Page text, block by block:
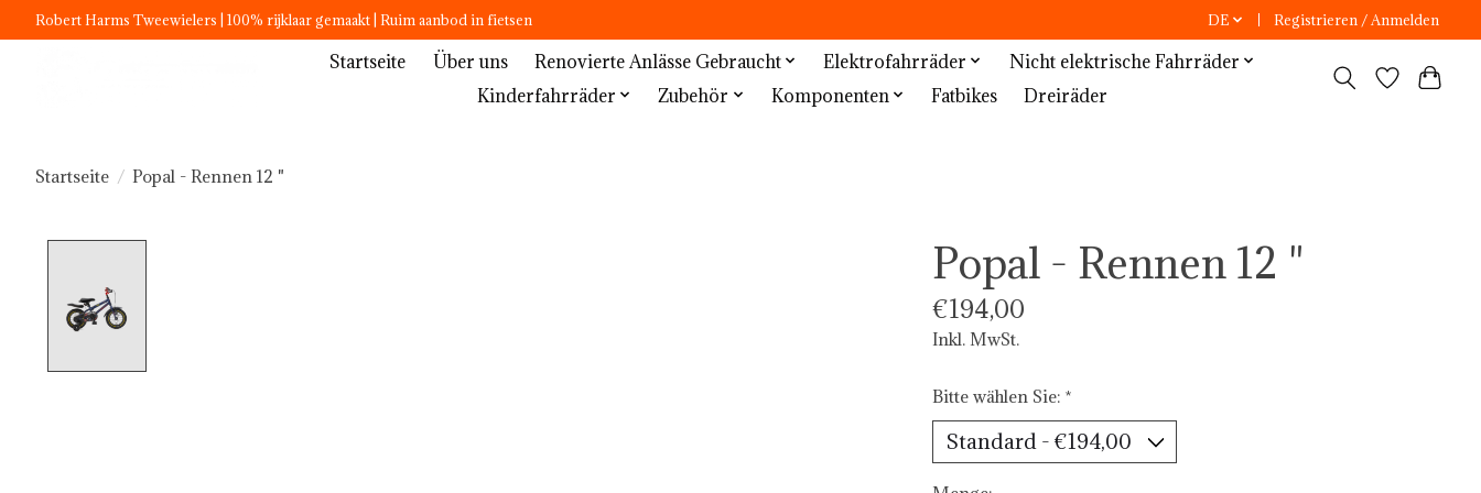
Robert Harms Tweewielers | 100% rijklaar gemaakt | Ruim aanbod in fietsen DE Registrieren / Anmelden
Startseite Über uns Renovierte Anlässe Gebraucht Elektrofahrräder
Nicht elektrische Fahrräder
Kinderfahrräder
Zubehör Komponenten Fatbikes Dreiräder
Startseite / Popal - Rennen 12 "
Popal - Rennen 12 "
€194,00
Inkl. MwSt.
Bitte wählen Sie: *